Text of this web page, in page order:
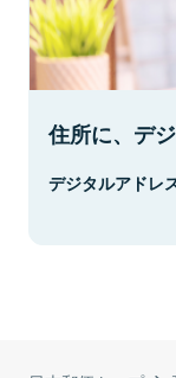
住所に、デ
デジタルアドレ